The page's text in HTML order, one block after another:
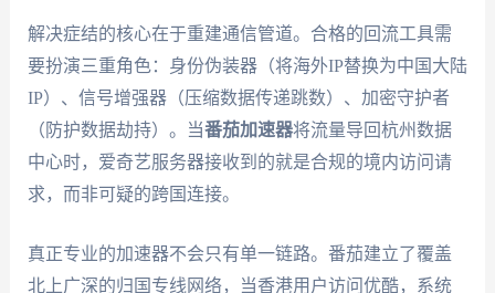
解决症结的核心在于重建通信管道。合格的回流工具需
要扮演三重角色：身份伪装器（将海外IP替换为中国大陆
IP）、信号增强器（压缩数据传递跳数）、加密守护者
（防护数据劫持）。当番茄加速器将流量导回杭州数据
中心时，爱奇艺服务器接收到的就是合规的境内访问请
求，而非可疑的跨国连接。
真正专业的加速器不会只有单一链路。番茄建立了覆盖
北上广深的归国专线网络，当香港用户访问优酷，系统